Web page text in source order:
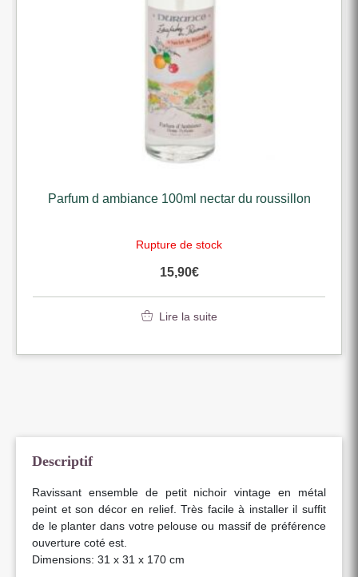
Parfum d ambiance 100ml nectar du roussillon
Rupture de stock
15,90€
Lire la suite
Descriptif
Ravissant ensemble de petit nichoir vintage en métal
peint et son décor en relief. Très facile à installer il suffit
de le planter dans votre pelouse ou massif de préférence
ouverture coté est.
Dimensions: 31 x 31 x 170 cm